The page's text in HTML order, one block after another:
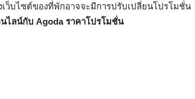
เว็บไซต์ของที่พักอาจจะมีการปรับเปลี่ยนโปรโมชั่น
ไลน์กับ Agoda ราคาโปรโมชั่น